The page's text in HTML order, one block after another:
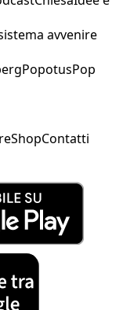
avvenire
PopotusPop
ShopContatti